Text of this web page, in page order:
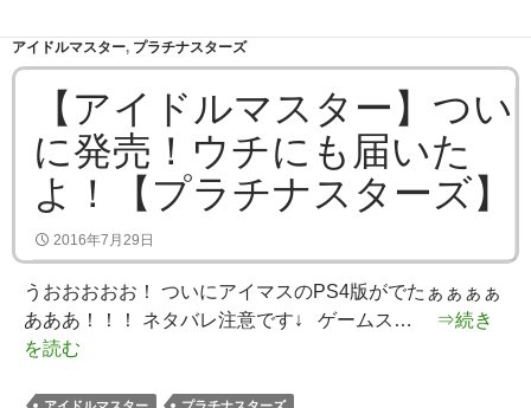
アイドルマスター, プラチナスターズ
【アイドルマスター】つい
に発売！ウチにも届いた
よ！【プラチナスターズ】
2016年7月29日
うおおおおお！ ついにアイマスのPS4版がでたぁぁぁぁ
あああ！！！ ネタバレ注意です↓ ゲームス…
⇒続き
を読む